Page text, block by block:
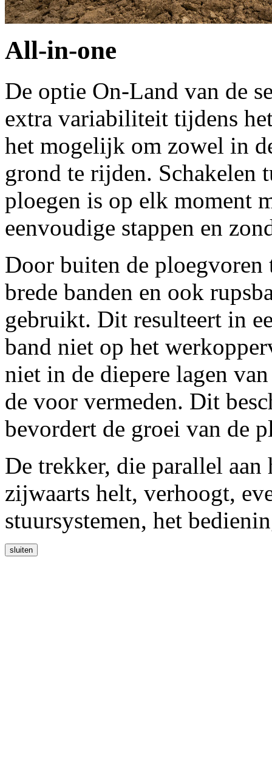
All-in-one
De optie On-Land van de
extra variabiliteit tijdens
het mogelijk om zowel in
grond te rijden. Schakelen
ploegen is op elk moment
eenvoudige stappen en
Door buiten de
brede banden en ook
gebruikt. Dit resulteert in
band niet op het
niet in de diepere lagen
de voor vermeden. Dit
bevordert de groei van de
De trekker, die parallel
zijwaarts helt, verhoogt,
stuursystemen, het
sluiten